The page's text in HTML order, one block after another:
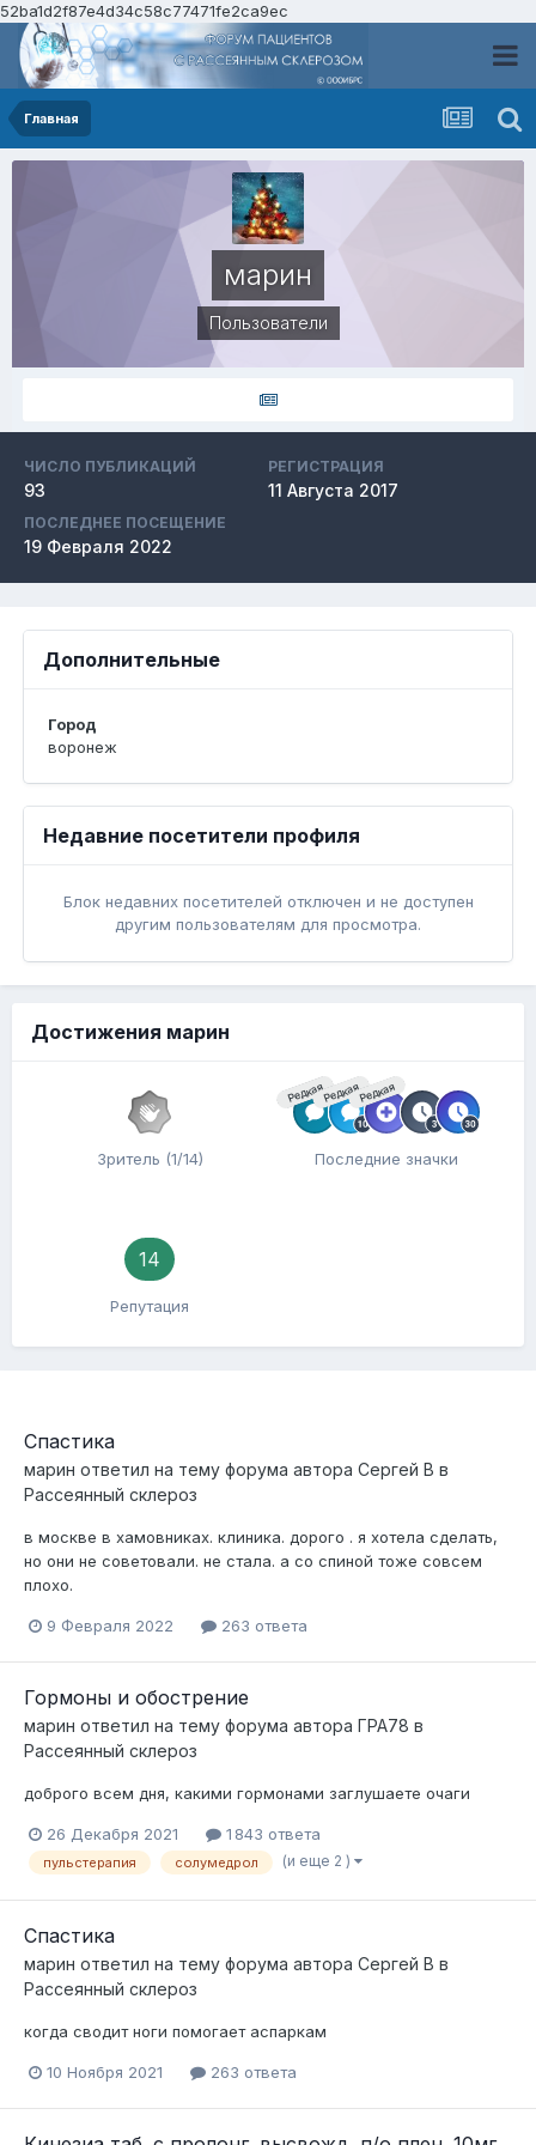
52ba1d2f87e4d34c58c77471fe2ca9ec
Главная
марин
Пользователи
ЧИСЛО ПУБЛИКАЦИЙ
93
РЕГИСТРАЦИЯ
11 Августа 2017
ПОСЛЕДНЕЕ ПОСЕЩЕНИЕ
19 Февраля 2022
Дополнительные
Город
воронеж
Недавние посетители профиля
Блок недавних посетителей отключен и не доступен
другим пользователям для просмотра.
Достижения марин
Зритель (1/14)
РедкаяРедкаяРедкая
Последние значки
14
Репутация
Спастика
марин ответил на тему форума автора Сергей В в
Рассеянный склероз
в москве в хамовниках. клиника. дорого . я хотела сделать,
но они не советовали. не стала. а со спиной тоже совсем
плохо.
9 Февраля 2022 263 ответа
Гормоны и обострение
марин ответил на тему форума автора ГРА78 в
Рассеянный склероз
доброго всем дня, какими гормонами заглушаете очаги
26 Декабря 2021 1 843 ответа
пульстерапия солумедрол (и еще 2 )
Спастика
марин ответил на тему форума автора Сергей В в
Рассеянный склероз
когда сводит ноги помогает аспаркам
10 Ноября 2021 263 ответа